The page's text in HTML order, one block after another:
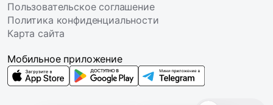
Пользовательское соглашение
Политика конфиденциальности
Карта сайта
Мобильное приложение